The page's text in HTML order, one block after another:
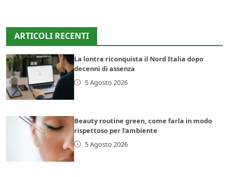
ARTICOLI RECENTI
La lontra riconquista il Nord Italia dopo
decenni di assenza
5 Agosto 2026
Beauty routine green, come farla in modo
rispettoso per l’ambiente
5 Agosto 2026